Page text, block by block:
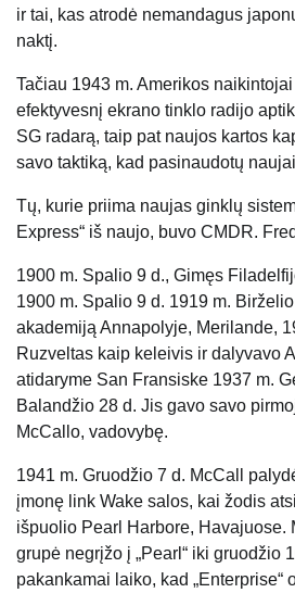
ir tai, kas atrodė nemandagus
naktį.
Tačiau 1943 m. Amerikos
efektyvesnį ekrano tinklo radijo
SG radarą, taip pat naujos kartos
savo taktiką, kad pasinaudotų
Tų, kurie priima naujas ginklų
Express“ iš naujo, buvo CMDR.
1900 m. Spalio 9 d., Gimęs
1900 m. Spalio 9 d. 1919 m.
akademiją Annapolyje, Merilande,
Ruzveltas kaip keleivis ir dalyvavo
atidaryme San Fransiske 1937 m.
Balandžio 28 d. Jis gavo savo
McCallo, vadovybę.
1941 m. Gruodžio 7 d. McCall
įmonę link Wake salos, kai žodis
išpuolio Pearl Harbore, Havajuose.
grupė negrįžo į „Pearl“ iki gruodžio
pakankamai laiko, kad „Enterprise“